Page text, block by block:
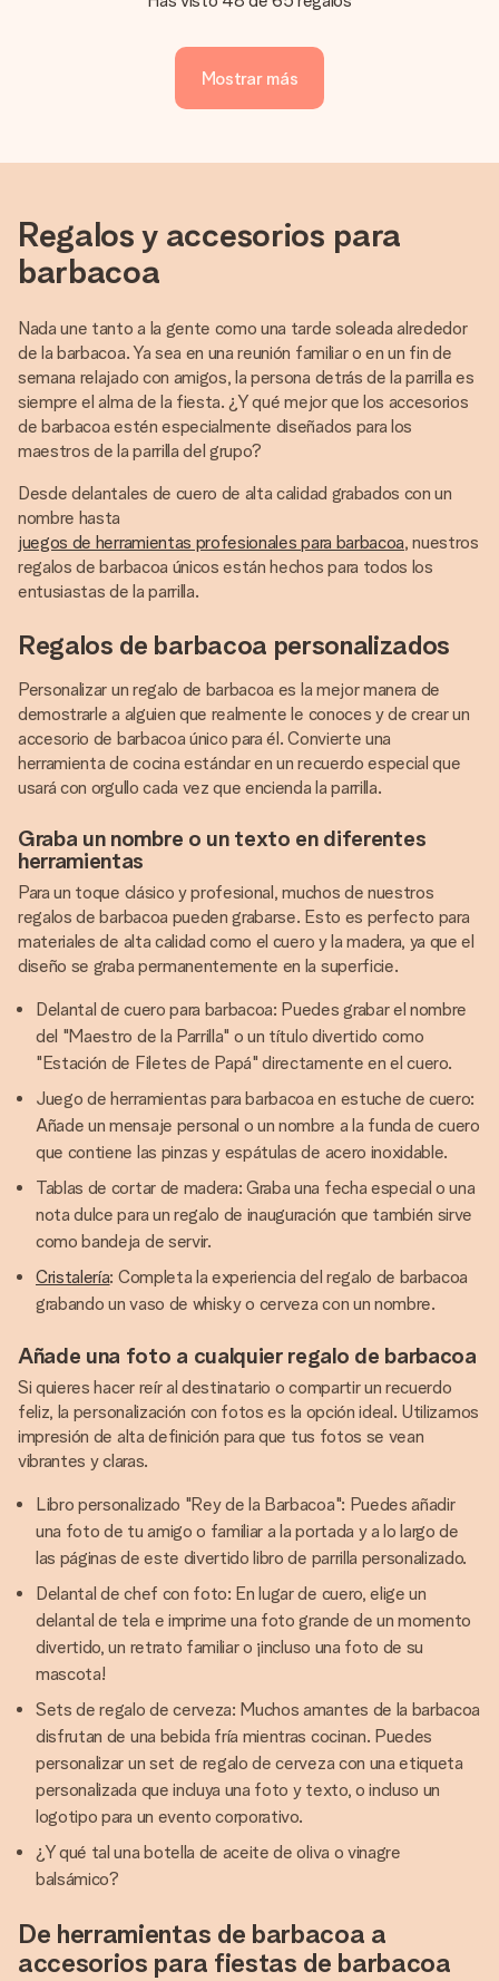
Mostrar más
Regalos y accesorios para
barbacoa
Nada une tanto a la gente como una tarde soleada alrededor
de la barbacoa. Ya sea en una reunión familiar o en un fin de
semana relajado con amigos, la persona detrás de la parrilla es
siempre el alma de la fiesta. ¿Y qué mejor que los accesorios
de barbacoa estén especialmente diseñados para los
maestros de la parrilla del grupo?
Desde delantales de cuero de alta calidad grabados con un
nombre hasta
juegos de herramientas profesionales para barbacoa, nuestros
regalos de barbacoa únicos están hechos para todos los
entusiastas de la parrilla.
Regalos de barbacoa personalizados
Personalizar un regalo de barbacoa es la mejor manera de
demostrarle a alguien que realmente le conoces y de crear un
accesorio de barbacoa único para él. Convierte una
herramienta de cocina estándar en un recuerdo especial que
usará con orgullo cada vez que encienda la parrilla.
Graba un nombre o un texto en diferentes
herramientas
Para un toque clásico y profesional, muchos de nuestros
regalos de barbacoa pueden grabarse. Esto es perfecto para
materiales de alta calidad como el cuero y la madera, ya que el
diseño se graba permanentemente en la superficie.
Delantal de cuero para barbacoa: Puedes grabar el nombre
del "Maestro de la Parrilla" o un título divertido como
"Estación de Filetes de Papá" directamente en el cuero.
Juego de herramientas para barbacoa en estuche de cuero:
Añade un mensaje personal o un nombre a la funda de cuero
que contiene las pinzas y espátulas de acero inoxidable.
Tablas de cortar de madera: Graba una fecha especial o una
nota dulce para un regalo de inauguración que también sirve
como bandeja de servir.
Cristalería: Completa la experiencia del regalo de barbacoa
grabando un vaso de whisky o cerveza con un nombre.
Añade una foto a cualquier regalo de barbacoa
Si quieres hacer reír al destinatario o compartir un recuerdo
feliz, la personalización con fotos es la opción ideal. Utilizamos
impresión de alta definición para que tus fotos se vean
vibrantes y claras.
Libro personalizado "Rey de la Barbacoa": Puedes añadir
una foto de tu amigo o familiar a la portada y a lo largo de
las páginas de este divertido libro de parrilla personalizado.
Delantal de chef con foto: En lugar de cuero, elige un
delantal de tela e imprime una foto grande de un momento
divertido, un retrato familiar o ¡incluso una foto de su
mascota!
Sets de regalo de cerveza: Muchos amantes de la barbacoa
disfrutan de una bebida fría mientras cocinan. Puedes
personalizar un set de regalo de cerveza con una etiqueta
personalizada que incluya una foto y texto, o incluso un
logotipo para un evento corporativo.
¿Y qué tal una botella de aceite de oliva o vinagre
balsámico?
De herramientas de barbacoa a
accesorios para fiestas de barbacoa